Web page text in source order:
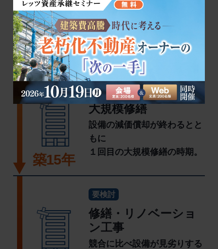
築5年
リフォーム
部屋によっては一部入れ替え
が発生。
現状回復の費用も発生。
築15年
大規模修繕
設備の減価償却が終わるとと
もに
１回目の大規模修繕の時期。
要検討
修繕・リノベーショ
ン工事
競合に比べ設備が見劣りする